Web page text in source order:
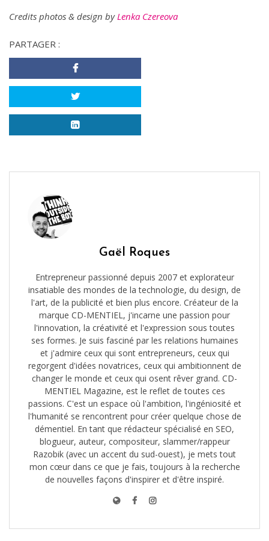
Credits photos & design byLenka Czereova
PARTAGER :
Gaël Roques
Entrepreneur passionné depuis 2007 et explorateur
insatiable des mondes de la technologie, du design, de
l'art, de la publicité et bien plus encore. Créateur de la
marque CD-MENTIEL, j'incarne une passion pour
l'innovation, la créativité et l'expression sous toutes
ses formes. Je suis fasciné par les relations humaines
et j'admire ceux qui sont entrepreneurs, ceux qui
regorgent d'idées novatrices, ceux qui ambitionnent de
changer le monde et ceux qui osent rêver grand. CD-
MENTIEL Magazine, est le reflet de toutes ces
passions. C'est un espace où l'ambition, l'ingéniosité et
l'humanité se rencontrent pour créer quelque chose de
démentiel. En tant que rédacteur spécialisé en SEO,
blogueur, auteur, compositeur, slammer/rappeur
Razobik (avec un accent du sud-ouest), je mets tout
mon cœur dans ce que je fais, toujours à la recherche
de nouvelles façons d'inspirer et d'être inspiré.